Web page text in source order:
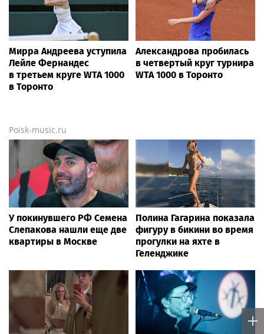
Мирра Андреева уступила
Лейле Фернандес
в третьем круге WTA 1000
в Торонто
Александрова пробилась
в четвертый круг турнира
WTA 1000 в Торонто
Poisk-music.ru
У покинувшего РФ Семена
Слепакова нашли еще две
квартиры в Москве
Полина Гагарина показала
фигуру в бикини во время
прогулки на яхте в
Геленджике